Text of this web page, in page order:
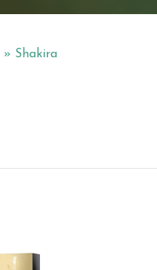
» Shakira